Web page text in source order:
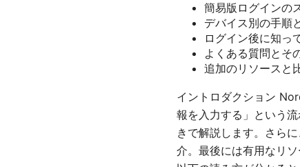
簡易版ログインの
デバイス別の手順
ログイン後に知っ
よくある質問とそ
追加のリソースと
イントロダクション
報を入力する」という
きで解説します。さら
介。最後には有用なリ